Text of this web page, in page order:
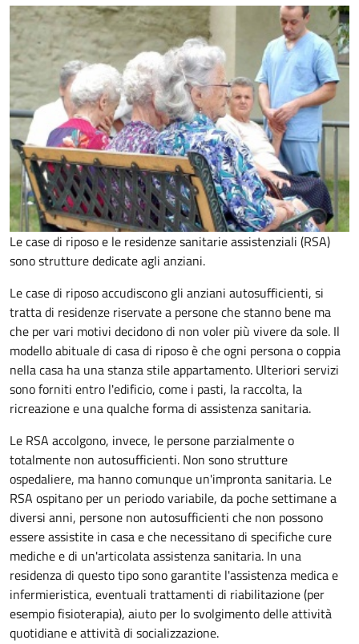
Le case di riposo e le residenze sanitarie assistenziali (RSA)
sono strutture dedicate agli anziani.
Le case di riposo accudiscono gli anziani autosufficienti, si
tratta di residenze riservate a persone che stanno bene ma
che per vari motivi decidono di non voler più vivere da sole. Il
modello abituale di casa di riposo è che ogni persona o coppia
nella casa ha una stanza stileappartamento. Ulteriori servizi
sono forniti entro l'edificio, come i pasti, la raccolta, la
ricreazione e una qualche forma di assistenza sanitaria.
Le RSA accolgono, invece, le persone parzialmente o
totalmente non autosufficienti. Non sono strutture
ospedaliere, ma hanno comunque un'impronta sanitaria. Le
RSA ospitano per un periodo variabile, da poche settimane a
diversi anni, persone non autosufficienti che non possono
essere assistite in casa e che necessitano di specifiche cure
mediche e di un'articolata assistenza sanitaria. In una
residenza di questo tipo sono garantite l'assistenza medica e
infermieristica, eventuali trattamenti di riabilitazione (per
esempio fisioterapia), aiuto per lo svolgimento delle attività
quotidiane e attività di socializzazione.